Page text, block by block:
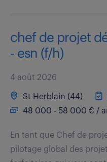
chef de projet
- esn (f/h)
4 août 2026
St Herblain (44)
48 000 - 58 000 € /
En tant que Chef de
pilotage global des